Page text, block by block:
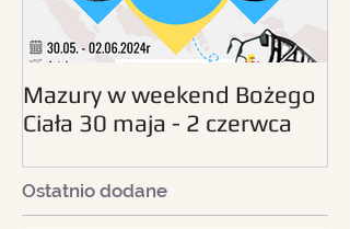
Mazury w weekend Bożego
Ciała 30 maja - 2 czerwca
Ostatnio dodane